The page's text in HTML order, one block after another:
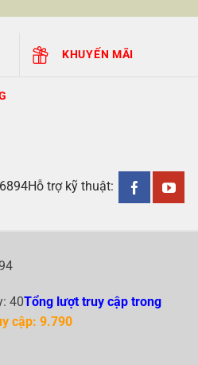
KHUYẾN MÃI
Hỗ trợ kỹ thuật:
40Tổng lượt truy cập trong
cập: 9.790